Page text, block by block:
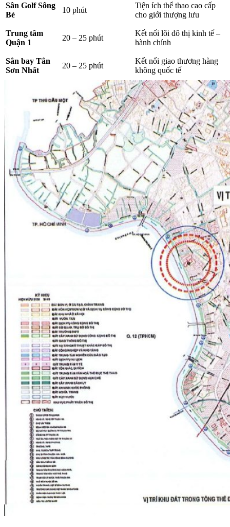
Sân Golf Sông
Bé
10 phút
Tiện ích thể thao cao cấp
cho giới thượng lưu
Trung tâm
Quận 1
20 – 25 phút
Kết nối lõi đô thị kinh tế –
hành chính
Sân bay Tân
Sơn Nhất
20 – 25 phút
Kết nối giao thương hàng
không quốc tế